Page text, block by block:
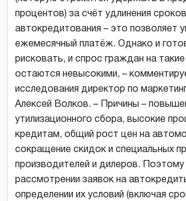
процентов) за счёт удлинения сроков
автокредитования – это позволяет
ежемесячный платёж. Однако и
рисковать, и спрос граждан на
остаются невысокими, –
исследования директор по
Алексей Волков. – Причины –
утилизационного сбора, высокие
кредитам, общий рост цен на
сокращение скидок и специальных
производителей и дилеров. Поэтому
рассмотрении заявок на
определении их условий (включая